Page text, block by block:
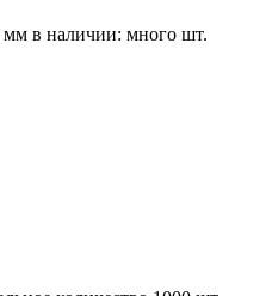
мм в наличии: много шт.